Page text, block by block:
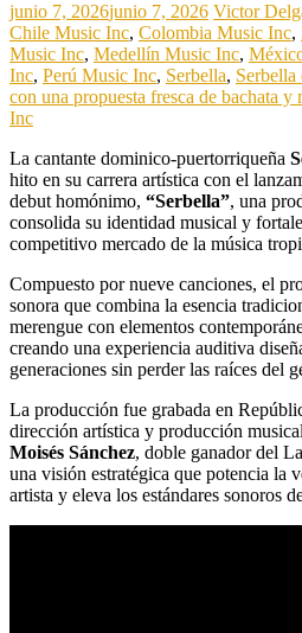
junio 7, 2026junio 7, 2026 Victor
Chile Music Inc, Colombia Music Inc,
Music Inc, Medellín Music Inc,
Inc, Perú Music Inc, Serbella, Serbella
con una propuesta fresca de bachata y
Inc
La cantante dominico-puertorriqueña
hito en su carrera artística con el
debut homónimo, “Serbella”, una
consolida su identidad musical y
competitivo mercado de la música
Compuesto por nueve canciones, el
sonora que combina la esencia
merengue con elementos
creando una experiencia auditiva
generaciones sin perder las raíces del
La producción fue grabada en
dirección artística y producción
Moisés Sánchez, doble ganador del
una visión estratégica que potencia la
artista y eleva los estándares sonoros